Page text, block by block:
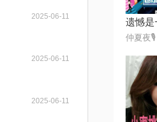
2025-06-11
2025-06-11
2025-06-11
仲夏夜🎙